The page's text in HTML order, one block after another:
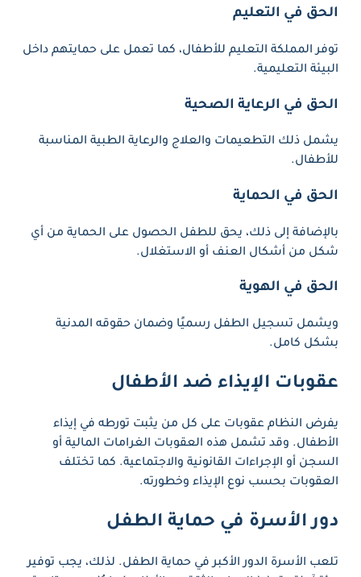
الحق في التعليم
توفر المملكة التعليم للأطفال، كما تعمل على حمايتهم داخل
البيئة التعليمية.
الحق في الرعاية الصحية
يشمل ذلك التطعيمات والعلاج والرعاية الطبية المناسبة
للأطفال.
الحق في الحماية
بالإضافة إلى ذلك، يحق للطفل الحصول على الحماية من أي
شكل من أشكال العنف أو الاستغلال.
الحق في الهوية
ويشمل تسجيل الطفل رسميًا وضمان حقوقه المدنية
بشكل كامل.
عقوبات الإيذاء ضد الأطفال
يفرض النظام عقوبات على كل من يثبت تورطه في إيذاء
الأطفال. وقد تشمل هذه العقوبات الغرامات المالية أو
السجن أو الإجراءات القانونية والاجتماعية. كما تختلف
العقوبات بحسب نوع الإيذاء وخطورته.
دور الأسرة في حماية الطفل
تلعب الأسرة الدور الأكبر في حماية الطفل. لذلك، يجب توفير